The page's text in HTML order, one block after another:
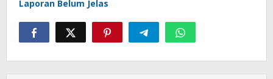
Laporan Belum Jelas